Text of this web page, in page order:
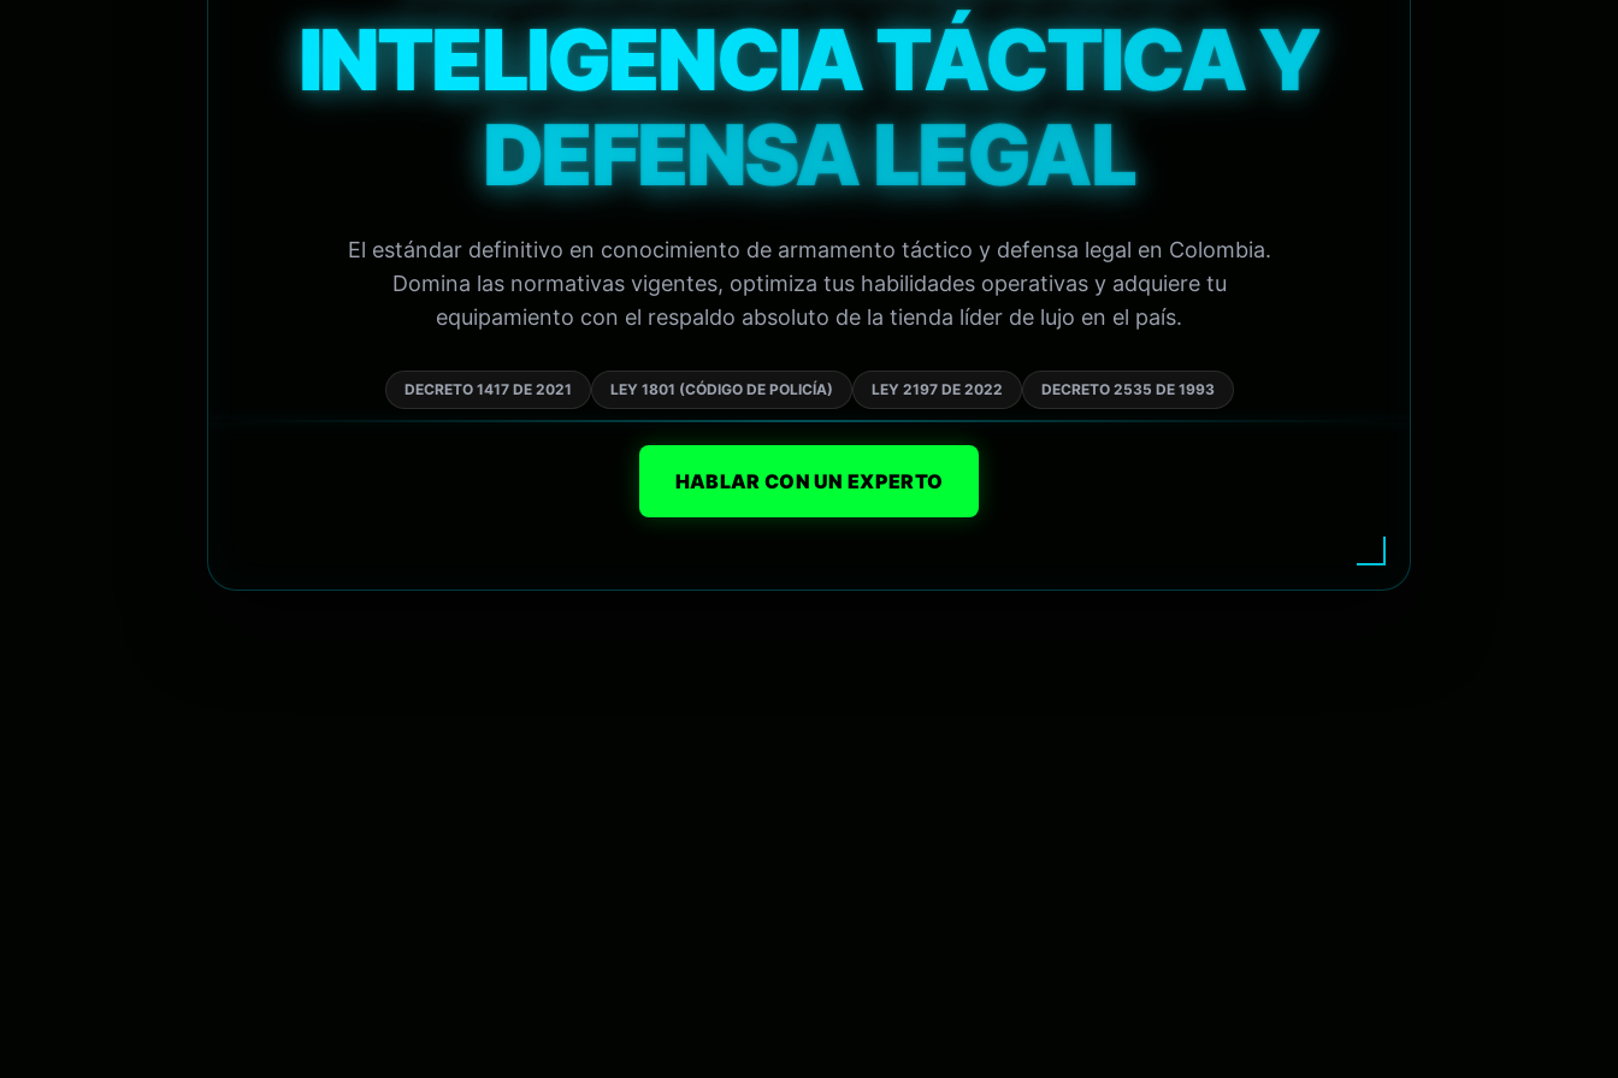
INTELIGENCIA TÁCTICA Y
DEFENSA LEGAL
El estándar definitivo en conocimiento de armamento táctico y defensa legal en Colombia.
Domina las normativas vigentes, optimiza tus habilidades operativas y adquiere tu
equipamiento con el respaldo absoluto de la tienda líder de lujo en el país.
DECRETO 1417 DE 2021 LEY 1801 (CÓDIGO DE POLICÍA) LEY 2197 DE 2022 DECRETO 2535 DE 1993
HABLAR CON UN EXPERTO